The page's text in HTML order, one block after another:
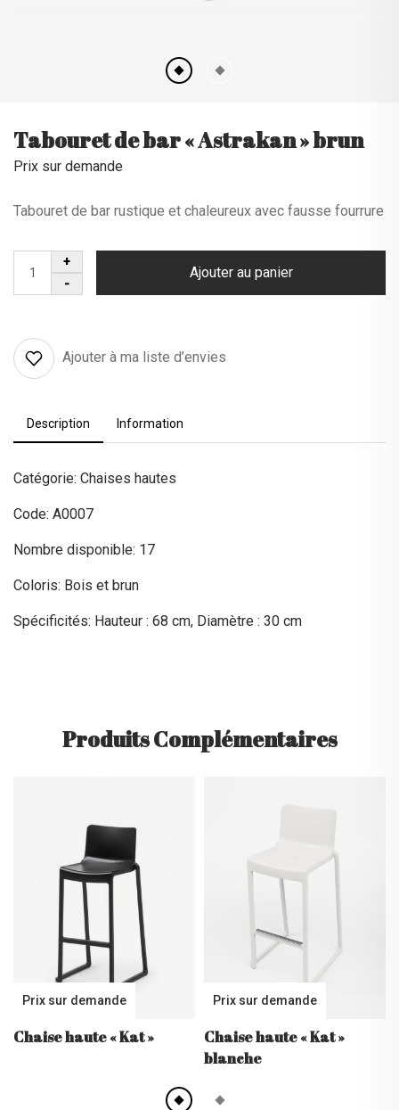
Tabouret de bar « Astrakan » brun
Prix sur demande
Tabouret de bar rustique et chaleureux avec fausse fourrure
Ajouter au panier
Ajouter à ma liste d’envies
Description Information
Catégorie: Chaises hautes
Code: A0007
Nombre disponible: 17
Coloris: Bois et brun
Spécificités: Hauteur : 68 cm, Diamètre : 30 cm
Produits Complémentaires
Prix sur demande
Chaise haute« Kat »
Prix sur demande
Chaise haute« Kat »
blanche